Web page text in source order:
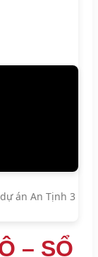
án An Tịnh 3
– SỔ